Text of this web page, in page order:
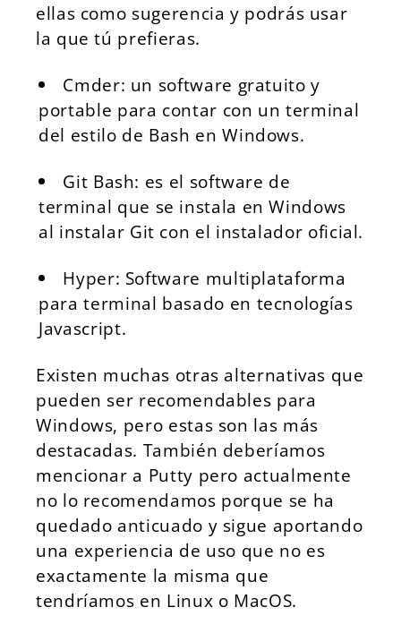
ellas como sugerencia y podrás usar
la que tú prefieras.
Cmder: un software gratuito y
portable para contar con un terminal
del estilo de Bash en Windows.
Git Bash: es el software de
terminal que se instala en Windows
al instalar Git con el instalador oficial.
Hyper: Software multiplataforma
para terminal basado en tecnologías
Javascript.
Existen muchas otras alternativas que
pueden ser recomendables para
Windows, pero estas son las más
destacadas. También deberíamos
mencionar a Putty pero actualmente
no lo recomendamos porque se ha
quedado anticuado y sigue aportando
una experiencia de uso que no es
exactamente la misma que
tendríamos en Linux o MacOS.